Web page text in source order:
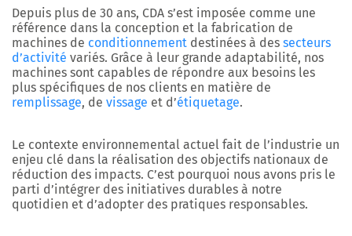
Depuis plus de 30 ans, CDA s’est imposée comme une
référence dans la conception et la fabrication de
machines de conditionnement destinées à des secteurs
d’activité variés. Grâce à leur grande adaptabilité, nos
machines sont capables de répondre aux besoins les
plus spécifiques de nos clients en matière de
remplissage, de vissage et d’étiquetage.
Le contexte environnemental actuel fait de l’industrie un
enjeu clé dans la réalisation des objectifs nationaux de
réduction des impacts. C’est pourquoi nous avons pris le
parti d’intégrer des initiatives durables à notre
quotidien et d’adopter des pratiques responsables.